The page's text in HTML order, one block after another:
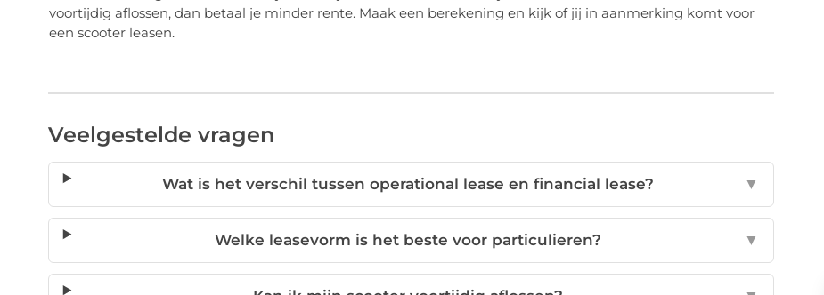
voortijdig aflossen, dan betaal je minder rente. Maak een berekening en kijk of jij in aanmerking komt voor
een scooter leasen.
Veelgestelde vragen
Wat is het verschil tussen operational lease en financial lease? ▼
Welke leasevorm is het beste voor particulieren? ▼